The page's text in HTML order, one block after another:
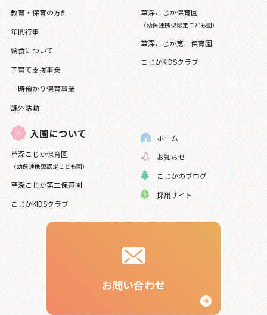
教育・保育の方針
年間行事
給食について
子育て支援事業
一時預かり保育事業
課外活動
草深こじか保育園
（幼保連携型認定こども園）
草深こじか第二保育園
こじかKIDSクラブ
入園について
草深こじか保育園
（幼保連携型認定こども園）
草深こじか第二保育園
こじかKIDSクラブ
ホーム
お知らせ
こじかのブログ
採用サイト
お問い合わせ